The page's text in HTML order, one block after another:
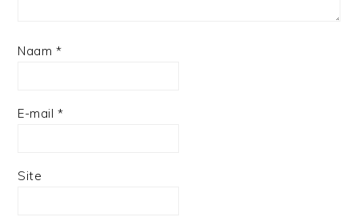
Naam *
E-mail *
Site